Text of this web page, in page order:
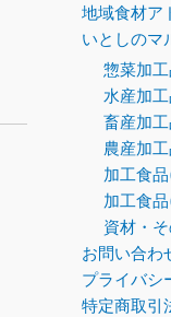
地域食材ア
いとしのマ
惣菜加
水産加
畜産加
農産加
加工食
加工食
資材・
お問い合わ
プライバシ
特定商取引